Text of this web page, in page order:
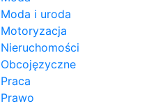
Moda i uroda
Motoryzacja
Nieruchomości
Obcojęzyczne
Praca
Prawo